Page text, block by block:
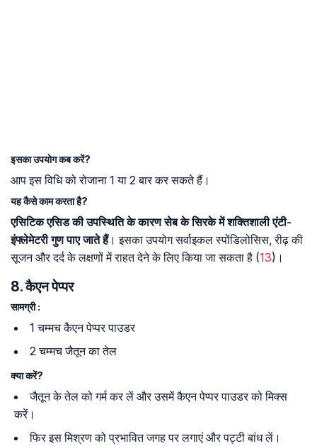
इसका उपयाेग कब करें?
आप इस विधि को रोजाना 1 या 2 बार कर सकते हैं।
यह कैसे काम करता है?
एसिटिक एसिड की उपस्थिति के कारण सेब के सिरके में शक्तिशाली एंटी-
इंफ्लेमेटरी गुण पाए जाते हैं। इसका उपयोग सर्वाइकल स्पोंडिलोसिस, रीढ़ की
सूजन और दर्द के लक्षणों में राहत देने के लिए किया जा सकता है (13)।
8. कैएन पेप्पर
सामग्री :
1 चम्मच कैएन पेप्पर पाउडर
2 चम्मच जैतून का तेल
क्या करें?
जैतून के तेल को गर्म कर लें और उसमें कैएन पेप्पर पाउडर को मिक्स
करें।
फिर इस मिश्रण को प्रभावित जगह पर लगाएं और पट्टी बांध लें।